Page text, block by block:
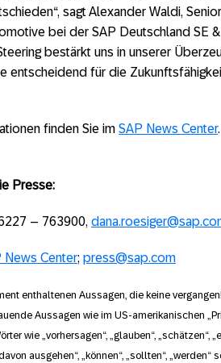
sagt Alexander Waldi,
bei der SAP Deutschland SE
bestärkt uns in unserer
entscheidend für die
finden Sie im SAP News Center
Presse:
– 763900,
News Center; press@sap.com
enthaltenen Aussagen, die keine
Aussagen wie im US-amerikanischen
wie „vorhersagen“, „glauben“, „schätzen“,
ausgehen“, „können“, „sollten“,